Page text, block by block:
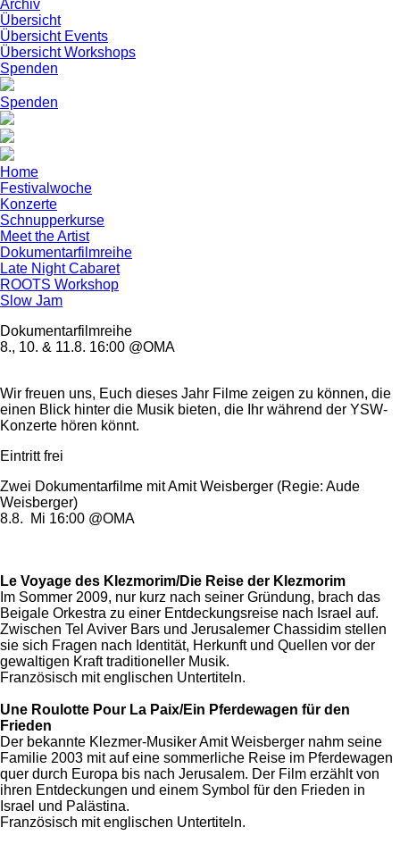
Archiv
Übersicht
Übersicht Events
Übersicht Workshops
Spenden
Spenden
Home
Festivalwoche
Konzerte
Schnupperkurse
Meet the Artist
Dokumentarfilmreihe
Late Night Cabaret
ROOTS Workshop
Slow Jam
Dokumentarfilmreihe
8., 10. & 11.8. 16:00 @OMA
Wir freuen uns, Euch dieses Jahr Filme zeigen zu können, die
einen Blick hinter die Musik bieten, die Ihr während der YSW-
Konzerte hören könnt.
Eintritt frei
Zwei Dokumentarfilme mit Amit Weisberger (Regie: Aude
Weisberger)
8.8. Mi 16:00 @OMA
Le Voyage des Klezmorim/Die Reise der Klezmorim
Im Sommer 2009, nur kurz nach seiner Gründung, brach das
Beigale Orkestra zu einer Entdeckungsreise nach Israel auf.
Zwischen Tel Aviver Bars und Jerusalemer Chassidim stellen
sie sich Fragen nach Identität, Herkunft und Quellen vor der
gewaltigen Kraft traditioneller Musik.
Französisch mit englischen Untertiteln.
Une Roulotte Pour La Paix/Ein Pferdewagen für den
Frieden
Der bekannte Klezmer-Musiker Amit Weisberger nahm seine
Familie 2003 mit auf eine sommerliche Reise im Pferdewagen
quer durch Europa bis nach Jerusalem. Der Film erzählt von
ihren Entdeckungen und einem Symbol für den Frieden in
Israel und Palästina.
Französisch mit englischen Untertiteln.